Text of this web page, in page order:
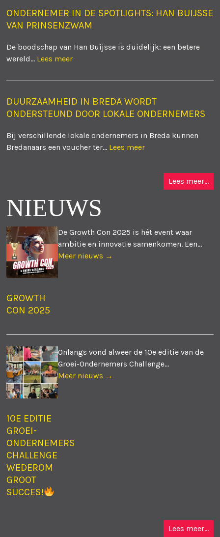
ONDERNEMER IN DE SPOTLIGHTS: HAN BUIJSSE
VAN PRINSENZWAM
De boodschap van Han Buijsse is duidelijk: een betere
wereld... Lees meer
DUURZAAMHEID IN BREDA WORDT
ONDERSTEUND DOOR LOKALE ONDERNEMERS
Bij verschillende lokale ondernemers in Breda kunnen
Bredanaars een voucher ter... Lees meer
Lees meer...
NIEUWS
GROWTH
CON 2025
De Growth Con 2025 is hét event waar
ambitie en innovatie samenkomen. Een...
Meer nieuws →
10E EDITIE
GROEI-
ONDERNEMERS
CHALLENGE
WEDEROM
GROOT
SUCCES!
Onlangs vond alweer de 10e editie van de
Groei-Ondernemers Challenge...
Meer nieuws →
Lees meer...